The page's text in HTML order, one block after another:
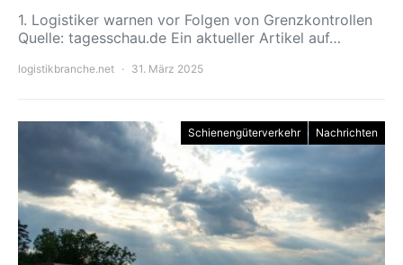
1. Logistiker warnen vor Folgen von Grenzkontrollen
Quelle: tagesschau.de Ein aktueller Artikel auf…
logistikbranche.net 31. März 2025
Schienengüterverkehr Nachrichten